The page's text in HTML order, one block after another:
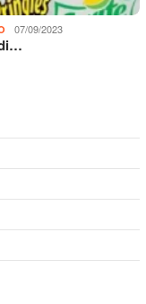
07/09/2023